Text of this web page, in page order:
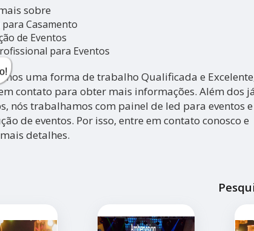
sobre
para Casamento
de Eventos
para Eventos
uma forma de trabalho Qualificada e
contato para obter mais informações. Além dos já
nós trabalhamos com painel de led para eventos e
de eventos. Por isso, entre em contato conosco e
detalhes.